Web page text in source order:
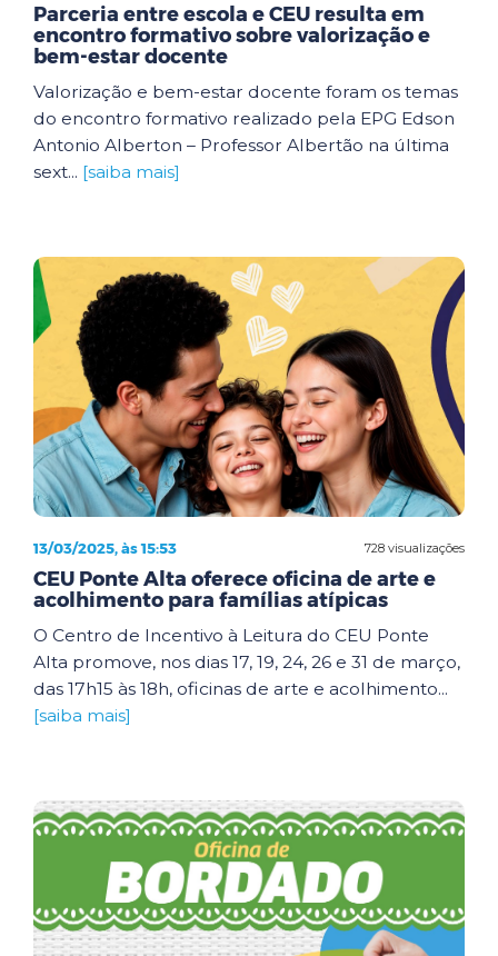
Parceria entre escola e CEU resulta em
encontro formativo sobre valorização e
bem-estar docente
Valorização e bem-estar docente foram os temas
do encontro formativo realizado pela EPG Edson
Antonio Alberton – Professor Albertão na última
sext... [saiba mais]
728 visualizações
13/03/2025, às 15:53
CEU Ponte Alta oferece oficina de arte e
acolhimento para famílias atípicas
O Centro de Incentivo à Leitura do CEU Ponte
Alta promove, nos dias 17, 19, 24, 26 e 31 de março,
das 17h15 às 18h, oficinas de arte e acolhimento...
[saiba mais]